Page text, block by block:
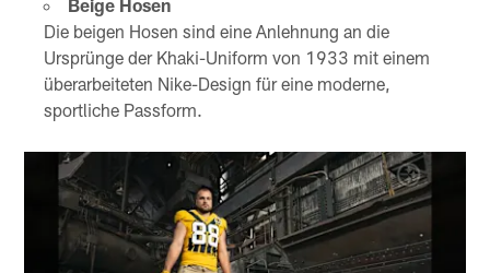
Beige Hosen
Die beigen Hosen sind eine Anlehnung an die
Ursprünge der Khaki-Uniform von 1933 mit einem
überarbeiteten Nike-Design für eine moderne,
sportliche Passform.